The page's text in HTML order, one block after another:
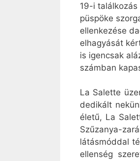
19-i
püspöke
ellenkezése
elhagyását
is igencsak
számban
La Salette
dedikált
életű, La
Szűzanya-
látásmóddal
ellenség